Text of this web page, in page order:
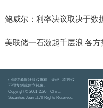
鲍威尔：利率决议取决于数
美联储一石激起千层浪 各
中国证券报社版权所有，未经书面授权
不得复制或建立镜像。
Copyright © 2001-2020 China
Securities Journal.All Rights Reserved.